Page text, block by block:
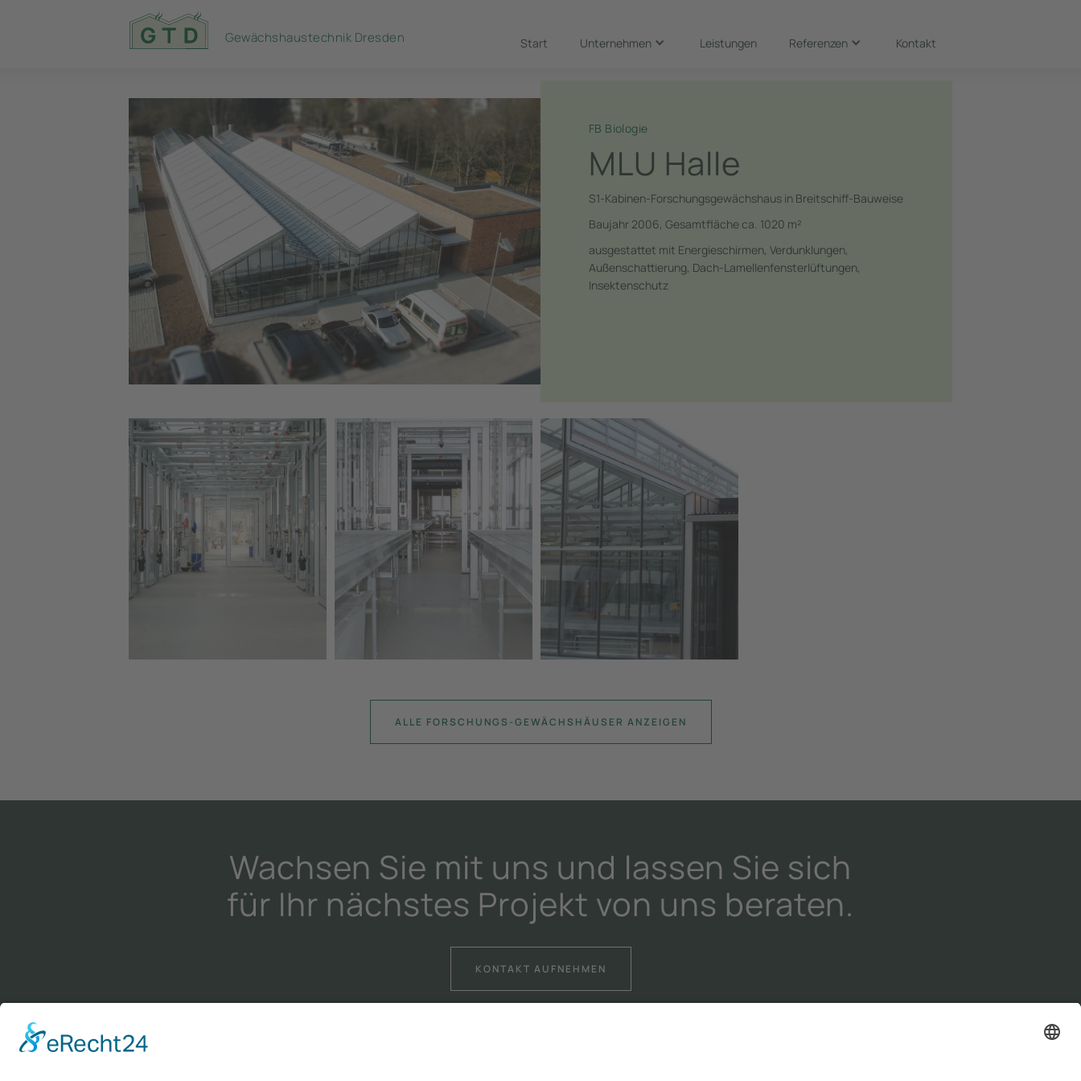
Gewächshaustechnik Dresden Start Unternehmen Leistungen Referenzen Kontakt
FB Biologie
MLU Halle
S1-Kabinen-Forschungsgewächshaus in Breitschiff-Bauweise
Baujahr 2006, Gesamtfläche ca. 1020 m²
ausgestattet mit Energieschirmen, Verdunklungen,
Außenschattierung, Dach-Lamellenfensterlüftungen,
Insektenschutz
ALLE FORSCHUNGS-GEWÄCHSHÄUSER ANZEIGEN
Wachsen Sie mit uns und lassen Sie sich
für Ihr nächstes Projekt von uns beraten.
KONTAKT AUFNEHMEN